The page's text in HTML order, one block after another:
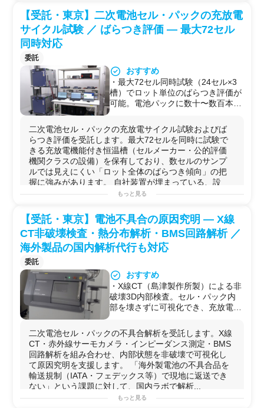
造確認がその場で完結。
・東京都心の立地。打ち合わせ帰り
や急なサンプル評価にもアクセスし
・二次電池セルの 充放電サイクル試験（容量・ 電圧 ・表
面温度の記録）
・電池パックの 充放電試験（大型24〜48V系、AGV・フ
ォークリフト用途、大型
・セル・パックのインピーダンス（内部抵抗）測定
・X線
・静電気イミュニティ試験（その場で修理→再試験のル
ープも可）
・赤外線サーモグラフィによる発熱部位特定・温度分布
解析
・BMS回路波形解析・絶縁抵抗試験
・長期在庫品の補充電・不活性セルの選別
用途例
・自社充放電装置が稼働中で空きがない場合の利用
・新規事業立ち上げ期に電池評価環境を低コスト・短期
間で確保したい場合
・海外調達した 電池 パックの品質検証
を設計担当者が自分の手で繰り返しながら
を仕上げたい開発チーム
たい場合
【受託・東京】二次電池セル・パックの充放電
サイクル試験 ／ ばらつき評価 — 最大72セル
同時対応
委託
おすすめ
・最大72セル同時試験（24セル×3
槽）でロット単位のばらつき評価が
可能。電池パックに数十〜数百本の
グルーピングのニーズに直接応えら
れる。
・セルメーカー・公的評価機関しか
通常保有しない「充放電機能付き恒
温槽」を民間ラボとして保有。外注
先として国内でも希少な存在。
・24時間無人連続運転対応。100〜
数百サイクルの長期試験を預けて走
・大型パック（24〜48V系、AGV・
フォークリフト・大型ポータブル電
源・鉛電池）にも対応。
◆ 受託可能な試験内容
電圧・表面温度の経時記録）
・電池パック充放電試験（大型24〜
48V系含む）
・セルばらつき評価・不活性電池の
験
・インピーダンス測定（AC-IR）：
セル〜100Vクラスパックまで
二次電池セル・パックの充放電サイクル試験およびば
らつき評価を受託します。最大72セルを同時に試験で
きる充放電機能付き恒温槽（セルメーカー・公的評価
機関クラスの設備）を保有しており、数セルのサンプ
ルでは見えにくい「ロット全体のばらつき傾向」の把
握に強みがあります。 自社装置が埋まっている、設
備...
用途例
・海外から調達したセルのロット品質確認（容量・イン
ピーダンスのばらつき評価）
・電池パックに組み込む前のセル選別・グルーピング
・自社装置が稼働中で空きがない期間の
試験の外注
・AGV・フォークリフト・大型ポータブル
クの
充放電試験
・長期在庫品の補充電・廃棄前の品質確認
・新規電池製品の寿命試験（サイクル数1回〜数百回以
上）
◆納期目安
スポット試験：数日〜1週間程度（内容・サンプル数によ
る）
長期サイクル試験：数週間〜数ヶ月（試験条件による）
もっと見る
【受託・東京】電池不具合の原因究明 — X線
CT非破壊検査・熱分布解析・BMS回路解析 ／
海外製品の国内解析代行も対応
委託
おすすめ
・X線CT（島津製作所製）による非
破壊3D内部検査。セル・パック内
部を壊さずに可視化でき、充放電試
の異常を検出できる。
・リチウムイオン電池不具合品の輸
送規制が世界的に厳格化するなか、
国内で解析を完結できる希少な民間
ラボ。
・海外工場エンジニアとのWebリモ
ート連携実績あり。現地技術者の指
示に従いながら国内ラボで計測・解
二次電池セル・パックの不具合解析を受託します。X線
CT・赤外線サーモカメラ・インピーダンス測定・BMS
回路解析を組み合わせ、内部状態を非破壊で可視化し
て原因究明を支援します。 「海外製電池の不具合品を
輸送規制（IATA・フェデックス等）で現地に返送でき
ない」という課題に対して、国内ラボで解析...
もっと見る